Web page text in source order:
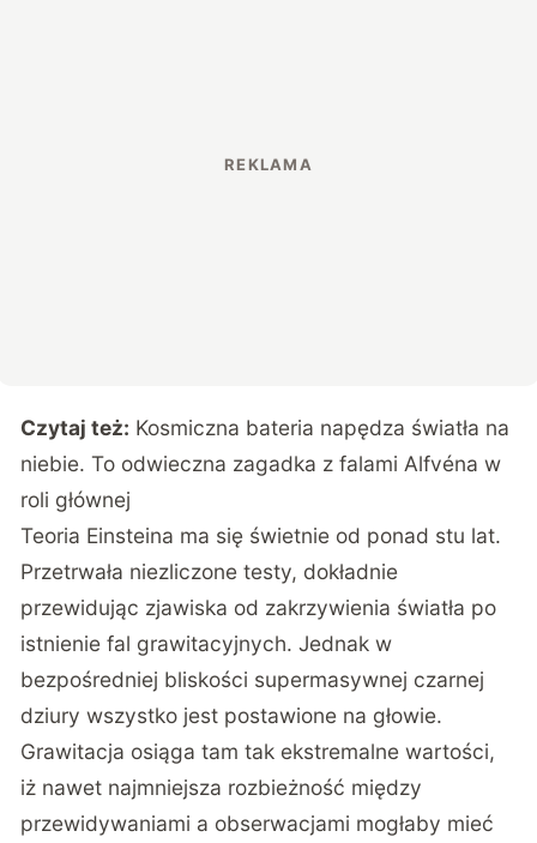
Czytaj też: Kosmiczna bateria napędza światła na
niebie. To odwieczna zagadka z falami Alfvéna w
roli głównej
Teoria Einsteina ma się świetnie od ponad stu lat.
Przetrwała niezliczone testy, dokładnie
przewidując zjawiska od zakrzywienia światła po
istnienie fal grawitacyjnych. Jednak w
bezpośredniej bliskości supermasywnej czarnej
dziury wszystko jest postawione na głowie.
Grawitacja osiąga tam tak ekstremalne wartości,
iż nawet najmniejsza rozbieżność między
przewidywaniami a obserwacjami mogłaby mieć